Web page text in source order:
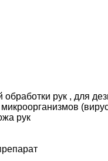
обработки рук , для
рук